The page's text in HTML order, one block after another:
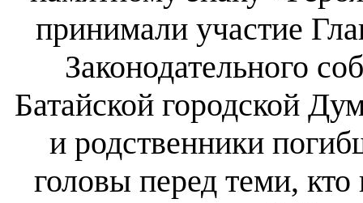
принимали участие
Законодательного
Батайской городской
и родственники
головы перед теми,